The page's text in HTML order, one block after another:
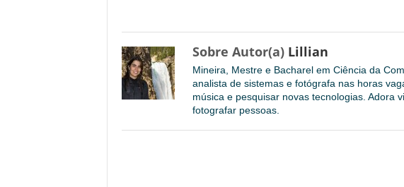
Sobre Autor(a) Lillian
Mineira, Mestre e Bacharel em Ciência da
analista de sistemas e fotógrafa nas horas
música e pesquisar novas tecnologias. Adora
fotografar pessoas.